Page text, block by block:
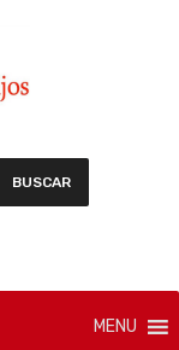
BUSCAR
MENU